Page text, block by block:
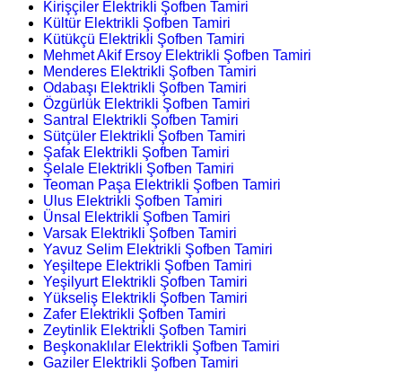
Kirişçiler Elektrikli Şofben Tamiri
Kültür Elektrikli Şofben Tamiri
Kütükçü Elektrikli Şofben Tamiri
Mehmet Akif Ersoy Elektrikli Şofben Tamiri
Menderes Elektrikli Şofben Tamiri
Odabaşı Elektrikli Şofben Tamiri
Özgürlük Elektrikli Şofben Tamiri
Santral Elektrikli Şofben Tamiri
Sütçüler Elektrikli Şofben Tamiri
Şafak Elektrikli Şofben Tamiri
Şelale Elektrikli Şofben Tamiri
Teoman Paşa Elektrikli Şofben Tamiri
Ulus Elektrikli Şofben Tamiri
Ünsal Elektrikli Şofben Tamiri
Varsak Elektrikli Şofben Tamiri
Yavuz Selim Elektrikli Şofben Tamiri
Yeşiltepe Elektrikli Şofben Tamiri
Yeşilyurt Elektrikli Şofben Tamiri
Yükseliş Elektrikli Şofben Tamiri
Zafer Elektrikli Şofben Tamiri
Zeytinlik Elektrikli Şofben Tamiri
Beşkonaklılar Elektrikli Şofben Tamiri
Gaziler Elektrikli Şofben Tamiri